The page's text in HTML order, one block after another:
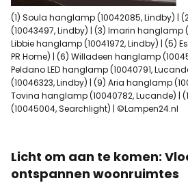
(1) Soula hanglamp (10042085, Lindby) |
(10043497, Lindby) | (3) Imarin hanglamp
Libbie hanglamp (10041972, Lindby) | (5)
PR Home) | (6) Willadeen hanglamp
Peldano LED hanglamp (10040791,
(10046323, Lindby) | (9) Aria hanglamp
Tovina hanglamp (10040782, Lucande) |
(10045004, Searchlight) | ©Lampen24.nl
Licht om aan te komen:
ontspannen woonruimtes